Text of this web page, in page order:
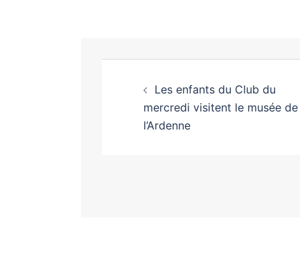
Les enfants du Club du
mercredi visitent le musée de
l’Ardenne